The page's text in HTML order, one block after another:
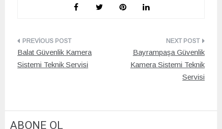
Yazı
gezinmesi
Balat Güvenlik Kamera
Sistemi Teknik Servisi
Bayrampaşa Güvenlik
Kamera Sistemi Teknik
Servisi
ABONE OL